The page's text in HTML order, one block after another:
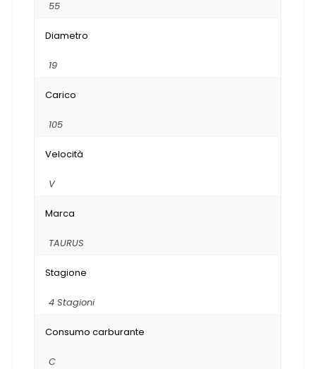
55
Diametro
19
Carico
105
Velocità
V
Marca
TAURUS
Stagione
4 Stagioni
Consumo carburante
C